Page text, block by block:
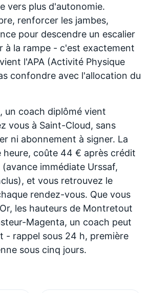
vers plus d'autonomie.
renforcer les jambes,
pour descendre un escalier
à la rampe - c'est exactement
l'APA (Activité Physique
confondre avec l'allocation du
un coach diplômé vient
vous à Saint-Cloud, sans
ni abonnement à signer. La
heure, coûte 44 € après crédit
immédiate Urssaf,
et vous retrouvez le
rendez-vous. Que vous
les hauteurs de Montretout
Magenta, un coach peut
- rappel sous 24 h, première
sous cinq jours.